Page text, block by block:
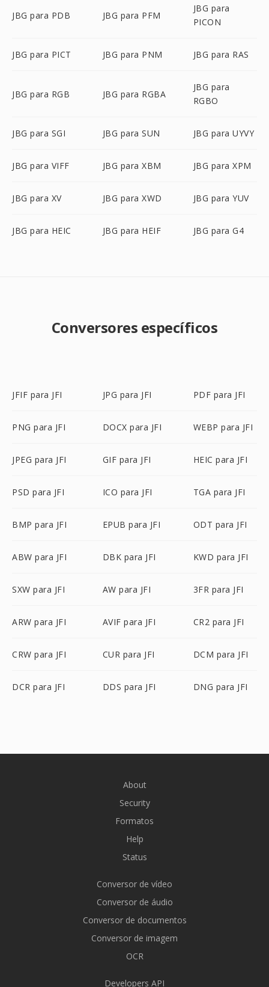
JBG para PDB JBG para PFM
JBG para
PICON
JBG para PICT JBG para PNM JBG para RAS
JBG para RGB JBG para RGBA
JBG para
RGBO
JBG para SGI JBG para SUN JBG para UYVY
JBG para VIFF JBG para XBM JBG para XPM
JBG para XV JBG para XWD JBG para YUV
JBG para HEIC JBG para HEIF JBG para G4
Conversores específicos
JFIF para JFI JPG para JFI PDF para JFI
PNG para JFI DOCX para JFI WEBP para JFI
JPEG para JFI GIF para JFI HEIC para JFI
PSD para JFI ICO para JFI TGA para JFI
BMP para JFI EPUB para JFI ODT para JFI
ABW para JFI DBK para JFI KWD para JFI
SXW para JFI AW para JFI 3FR para JFI
ARW para JFI AVIF para JFI CR2 para JFI
CRW para JFI CUR para JFI DCM para JFI
DCR para JFI DDS para JFI DNG para JFI
About
Security
Formatos
Help
Status
Conversor de vídeo
Conversor de áudio
Conversor de documentos
Conversor de imagem
OCR
Developers API